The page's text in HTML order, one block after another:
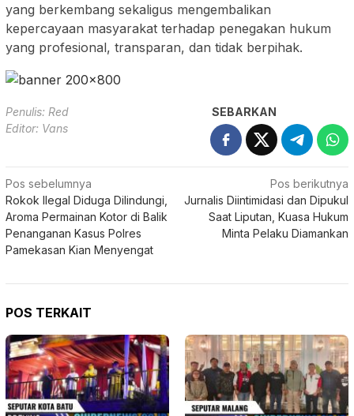
yang berkembang sekaligus mengembalikan
kepercayaan masyarakat terhadap penegakan hukum
yang profesional, transparan, dan tidak berpihak.
Penulis: Red
Editor: Vans
SEBARKAN
Navigasi
pos
Pos sebelumnya
Rokok Ilegal Diduga Dilindungi,
Aroma Permainan Kotor di Balik
Penanganan Kasus Polres
Pamekasan Kian Menyengat
Pos berikutnya
Jurnalis Diintimidasi dan Dipukul
Saat Liputan, Kuasa Hukum
Minta Pelaku Diamankan
POS TERKAIT